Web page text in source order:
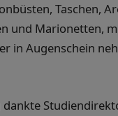
Taschen,
und Marionetten,
in Augenschein